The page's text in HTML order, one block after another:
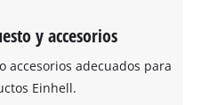
y accesorios
accesorios adecuados para
Einhell.